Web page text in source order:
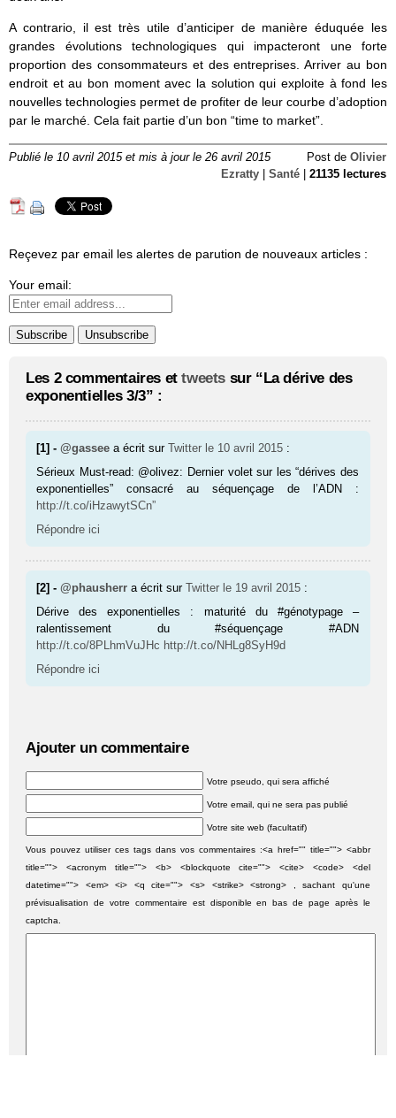
A contrario, il est très utile d’anticiper de manière éduquée les
grandes évolutions technologiques qui impacteront une forte
proportion des consommateurs et des entreprises. Arriver au bon
endroit et au bon moment avec la solution qui exploite à fond les
nouvelles technologies permet de profiter de leur courbe d’adoption
par le marché. Cela fait partie d’un bon “time to market”.
Publié le 10 avril 2015 et mis à jour le 26 avril 2015 Post de Olivier
Ezratty
Santé 21135 lectures
Reçevez par email les alertes de parution de nouveaux articles :
Your email:
Les 2 commentaires ettweets sur “La dérive des
exponentielles 3/3” :
[1] -@gassee a écrit surTwitter le 10 avril 2015 :
Sérieux Must-read: @olivez: Dernier volet sur les “dérives des
exponentielles” consacré au séquençage de l’ADN :
http://t.co/iHzawytSCn”
Répondre ici
[2] -@phausherr a écrit surTwitter le 19 avril 2015 :
Dérive des exponentielles : maturité du #génotypage –
ralentissement du #séquençage #ADN
http://t.co/8PLhmVuJHc http://t.co/NHLg8SyH9d
Répondre ici
Ajouter un commentaire
Votre pseudo, qui sera affiché
Votre email, qui ne sera pas publié
Votre site web (facultatif)
Vous pouvez utiliser ces tags dans vos commentaires :<a href="" title=""> <abbr
title=""> <acronym title=""> <b> <blockquote cite=""> <cite> <code> <del
datetime=""> <em> <i> <q cite=""> <s> <strike> <strong> , sachant qu'une
prévisualisation de votre commentaire est disponible en bas de page après le
captcha.